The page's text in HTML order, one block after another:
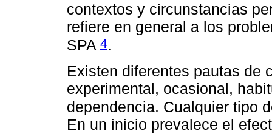
contextos y circunstancias
refiere en general a los
SPA 4.
Existen diferentes pautas de
experimental, ocasional,
dependencia. Cualquier tipo
En un inicio prevalece el